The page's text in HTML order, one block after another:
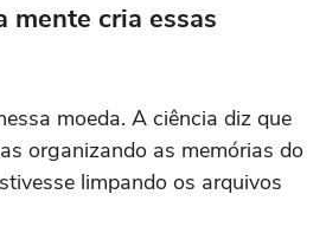
mente cria essas
moeda. A ciência diz que
organizando as memórias do
limpando os arquivos